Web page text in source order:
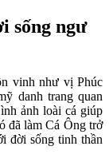
sống ngư
vinh như vị Phúc
danh trang quan
ảnh loài cá giúp
đã làm Cá Ông trở
đời sống tinh thần